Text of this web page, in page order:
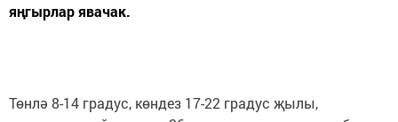
яңгырлар явачак.
Төнлә 8-14 градус, көндез 17-22 градус җылы,